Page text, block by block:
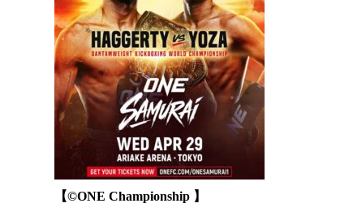
【©️ONE Championship 】